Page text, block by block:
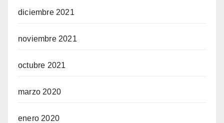
diciembre 2021
noviembre 2021
octubre 2021
marzo 2020
enero 2020